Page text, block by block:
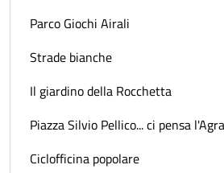
Parco Giochi Airali
Strade bianche
Il giardino della Rocchetta
Piazza Silvio Pellico... ci pensa
Ciclofficina popolare